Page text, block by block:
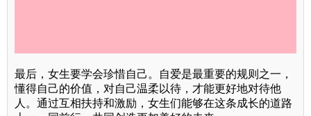
最后，女生要学会珍惜自己。自爱是最重要的规则之一，
懂得自己的价值，对自己温柔以待，才能更好地对待他
人。通过互相扶持和激励，女生们能够在这条成长的道路